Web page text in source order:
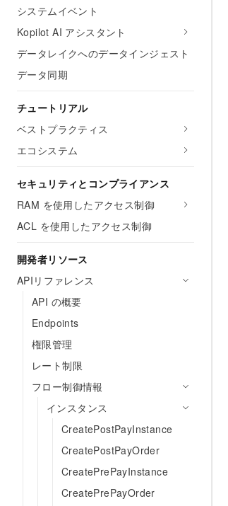
システムイベント
Kopilot AI アシスタント
データレイクへのデータインジェスト
データ同期
チュートリアル
ベストプラクティス
エコシステム
セキュリティとコンプライアンス
RAM を使用したアクセス制御
ACL を使用したアクセス制御
開発者リソース
APIリファレンス
API の概要
Endpoints
権限管理
レート制限
フロー制御情報
インスタンス
CreatePostPayInstance
CreatePostPayOrder
CreatePrePayInstance
CreatePrePayOrder